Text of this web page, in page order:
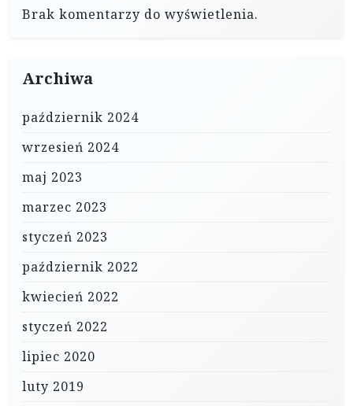
Brak komentarzy do wyświetlenia.
Archiwa
październik 2024
wrzesień 2024
maj 2023
marzec 2023
styczeń 2023
październik 2022
kwiecień 2022
styczeń 2022
lipiec 2020
luty 2019